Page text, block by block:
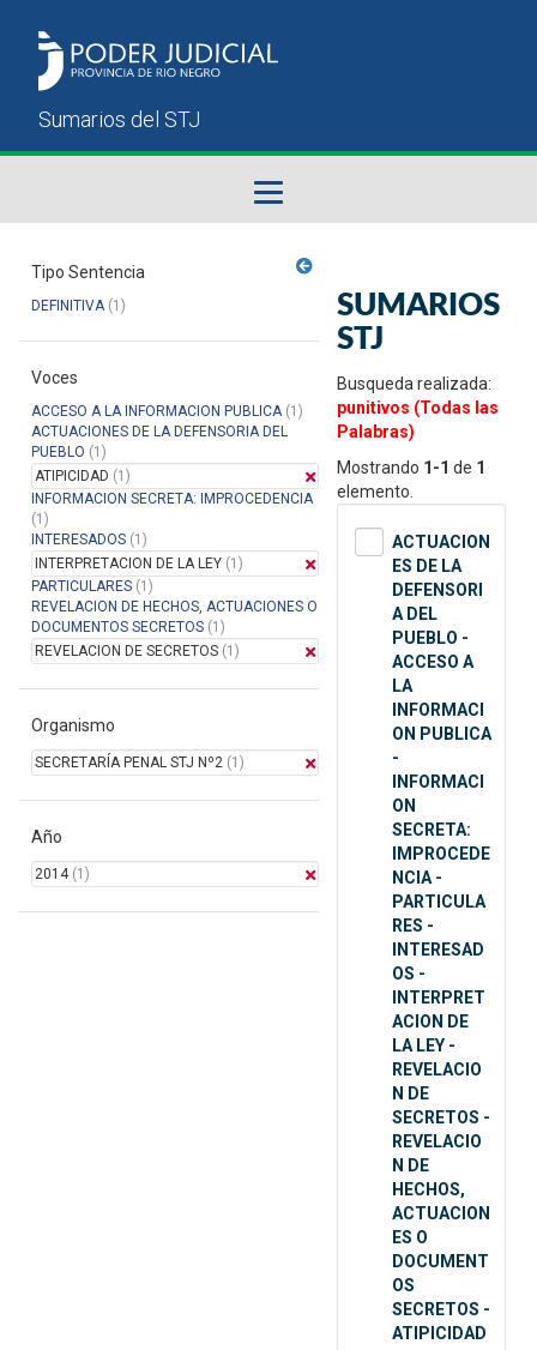
Sumarios del STJ
Manual del Usuario
Tipo Sentencia
DEFINITIVA(1)
Voces
ACCESO A LA INFORMACION PUBLICA(1)
ACTUACIONES DE LA DEFENSORIA DEL
PUEBLO (1)
ATIPICIDAD (1)
INFORMACION SECRETA: IMPROCEDENCIA
(1)
INTERESADOS (1)
INTERPRETACION DE LA LEY (1)
PARTICULARES (1)
REVELACION DE HECHOS, ACTUACIONES O
DOCUMENTOS SECRETOS (1)
REVELACION DE SECRETOS (1)
Organismo
SECRETARÍA PENAL STJ Nº2 (1)
Año
2014(1)
SUMARIOS
STJ
Busqueda realizada:
punitivos (Todas las
Palabras)
Mostrando 1-1 de 1
elemento.
ACTUACION
ES DE LA
DEFENSORI
A DEL
PUEBLO -
ACCESO A
LA
INFORMACI
ON PUBLICA
-
INFORMACI
ON
SECRETA:
IMPROCEDE
NCIA -
PARTICULA
RES -
INTERESAD
OS -
INTERPRET
ACION DE
LA LEY -
REVELACIO
N DE
SECRETOS -
REVELACIO
N DE
HECHOS,
ACTUACION
ES O
DOCUMENT
OS
SECRETOS -
ATIPICIDAD